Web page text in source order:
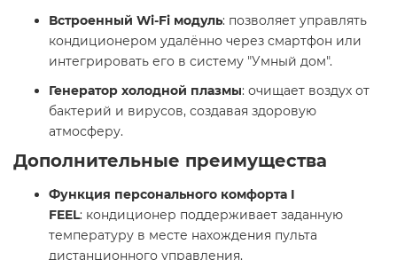
Встроенный Wi-Fi модуль: позволяет управлять
кондиционером удалённо через смартфон или
интегрировать его в систему "Умный дом".​
Генератор холодной плазмы: очищает воздух от
бактерий и вирусов, создавая здоровую
атмосферу. ​
Дополнительные преимущества
Функция персонального комфорта I
FEEL: кондиционер поддерживает заданную
температуру в месте нахождения пульта
дистанционного управления.​